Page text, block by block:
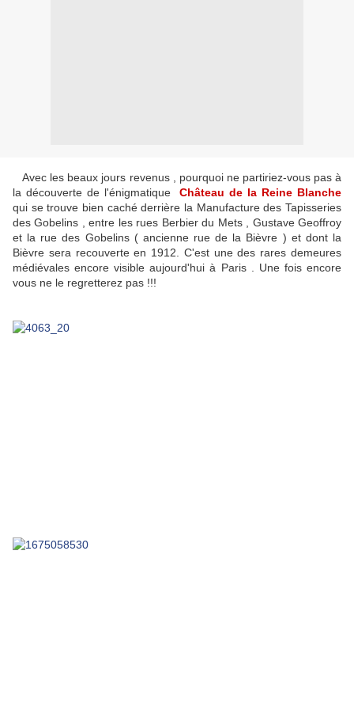
Avec les beaux jours revenus , pourquoi ne partiriez-vous pas à
la découverte de l'énigmatiqueChâteau de la Reine Blanche
qui se trouve bien caché derrière la Manufacture des Tapisseries
des Gobelins , entre les rues Berbier du Mets , Gustave Geoffroy
et la rue des Gobelins ( ancienne rue de la Bièvre ) et dont la
Bièvre sera recouverte en 1912. C'est une des rares demeures
médiévales encore visible aujourd'hui à Paris . Une fois encore
vous ne le regretterez pas !!!